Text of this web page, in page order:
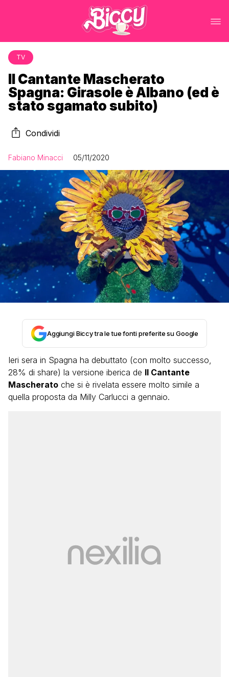
TV
Il Cantante Mascherato
Spagna: Girasole è Albano (ed è
stato sgamato subito)
Condividi
Fabiano Minacci 05/11/2020
Aggiungi Biccy tra le tue fonti preferite su Google
Ieri sera in Spagna ha debuttato (con molto successo,
28% di share) la versione iberica de Il Cantante
Mascherato che si è rivelata essere molto simile a
quella proposta da Milly Carlucci a gennaio.